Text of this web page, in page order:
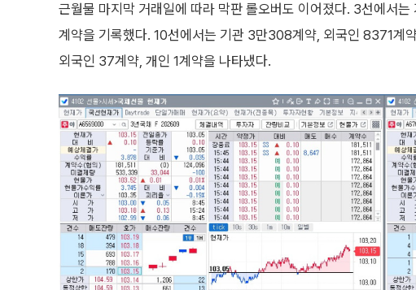
근월물 마지막 거래일에 따라 막판 롤오버도 이어졌다. 3선에
계약을 기록했다. 10선에서는 기관 3만308계약, 외국인 8371계
외국인 37계약, 개인 1계약을 나타냈다.